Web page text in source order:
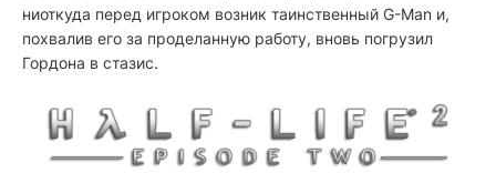
ниоткуда перед игроком возник таинственный G-Man и,
похвалив его за проделанную работу, вновь погрузил
Гордона в стазис.